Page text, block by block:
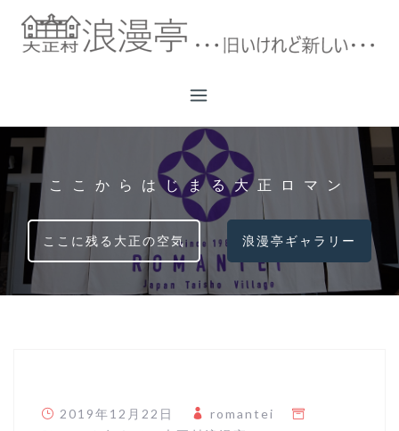
ス
キ
プ
ここからはじまる大正ロマン
ここに残る大正の空気 浪漫亭ギャラリー
2019年12月22日
romantei